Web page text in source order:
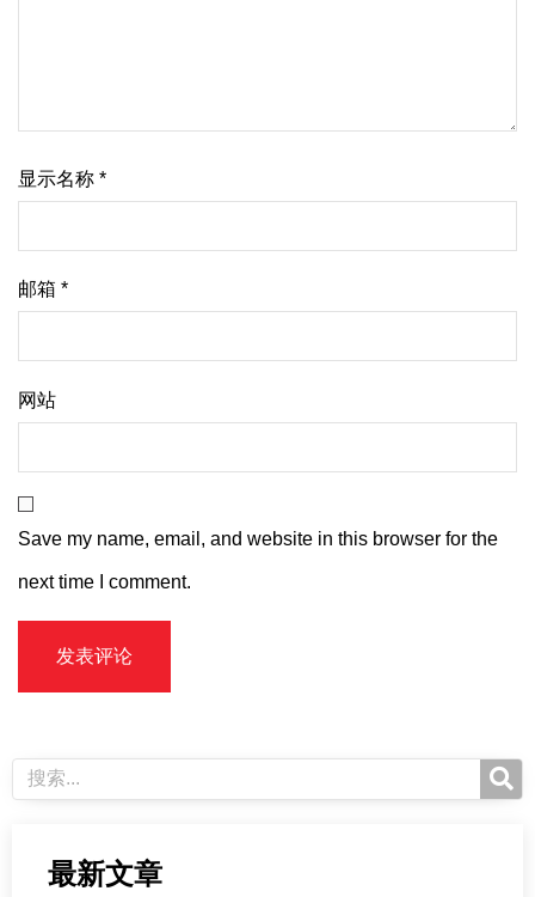
显示名称 *
邮箱 *
网站
Save my name, email, and website in this browser for the
next time I comment.
最新文章